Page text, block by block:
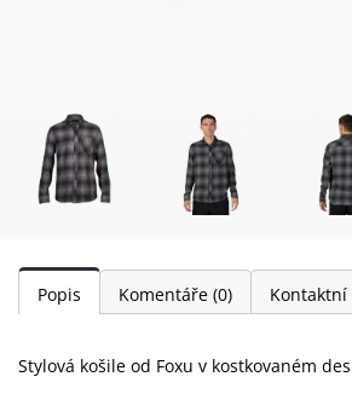
Popis Komentáře (0) Kontaktní
Stylová košile od Foxu v kostkovaném